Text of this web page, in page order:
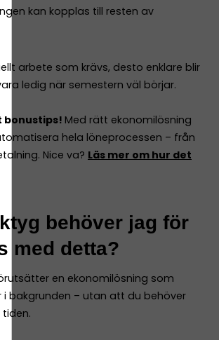
kan kopplas till resten av
arbete som krävs, desto enklare blir
ledig när semestern väl börjar.
bonustips! Med rätt ekonomilösning
hela löneprocessen – från
Nice va? Läs mer om hur det
behöver jag för
med detta?
en ekonomilösning som
i bakgrunden – utan att du behöver